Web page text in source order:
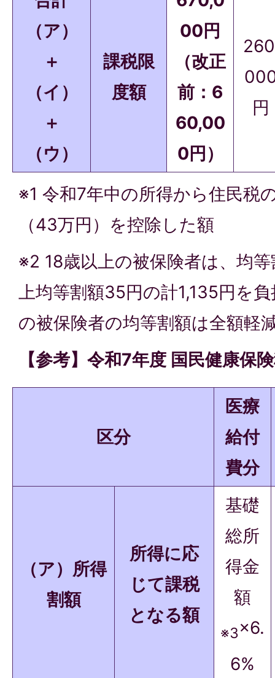
（ア）
＋
（イ）
＋
（ウ）
課税限
度額
00円
（改正
前：6
60,00
0円）
円
※1 令和7年中の所得から住民税
（43万円）を控除した額
※2 18歳以上の被保険者は、均
上均等割額35円の計1,135円を
の被保険者の均等割額は全額軽
【参考】令和7年度 国民健康保
区分
医療
給付
費分
（ア）所得
割額
所得に応
じて課税
となる額
基礎
総所
得金
額
※3×6.
6%